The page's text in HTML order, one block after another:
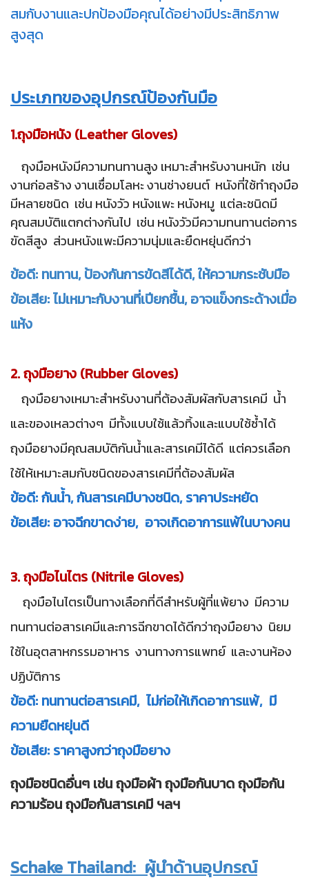
สมกับงานและปกป้องมือคุณได้อย่างมีประสิทธิภาพ
สูงสุด
ประเภทของอุปกรณ์ป้องกันมือ
1.ถุงมือหนัง (Leather Gloves)
ถุงมือหนังมีความทนทานสูง เหมาะสำหรับงานหนัก เช่น
งานก่อสร้าง งานเชื่อมโลหะ งานช่างยนต์ หนังที่ใช้ทำถุงมือ
มีหลายชนิด เช่น หนังวัว หนังแพะ หนังหมู แต่ละชนิดมี
คุณสมบัติแตกต่างกันไป เช่น หนังวัวมีความทนทานต่อการ
ขัดสีสูง ส่วนหนังแพะมีความนุ่มและยืดหยุ่นดีกว่า
ข้อดี: ทนทาน, ป้องกันการขัดสีได้ดี, ให้ความกระชับมือ
ข้อเสีย: ไม่เหมาะกับงานที่เปียกชื้น, อาจแข็งกระด้างเมื่อ
แห้ง
2. ถุงมือยาง (Rubber Gloves)
ถุงมือยางเหมาะสำหรับงานที่ต้องสัมผัสกับสารเคมี น้ำ
และของเหลวต่างๆ มีทั้งแบบใช้แล้วทิ้งและแบบใช้ซ้ำได้
ถุงมือยางมีคุณสมบัติกันน้ำและสารเคมีได้ดี แต่ควรเลือก
ใช้ให้เหมาะสมกับชนิดของสารเคมีที่ต้องสัมผัส
ข้อดี: กันน้ำ, กันสารเคมีบางชนิด, ราคาประหยัด
ข้อเสีย: อาจฉีกขาดง่าย, อาจเกิดอาการแพ้ในบางคน
3. ถุงมือไนไตร (Nitrile Gloves)
ถุงมือไนไตรเป็นทางเลือกที่ดีสำหรับผู้ที่แพ้ยาง มีความ
ทนทานต่อสารเคมีและการฉีกขาดได้ดีกว่าถุงมือยาง นิยม
ใช้ในอุตสาหกรรมอาหาร งานทางการแพทย์ และงานห้อง
ปฏิบัติการ
ข้อดี: ทนทานต่อสารเคมี, ไม่ก่อให้เกิดอาการแพ้, มี
ความยืดหยุ่นดี
ข้อเสีย: ราคาสูงกว่าถุงมือยาง
ถุงมือชนิดอื่นๆ เช่น ถุงมือผ้า ถุงมือกันบาด ถุงมือกัน
ความร้อน ถุงมือกันสารเคมี ฯลฯ
Schake Thailand: ผู้นำด้านอุปกรณ์